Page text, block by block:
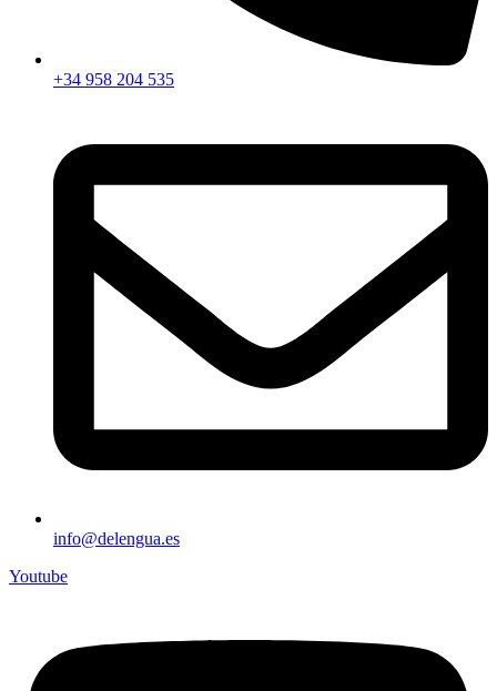
+34 958 204 535
info@delengua.es
Youtube